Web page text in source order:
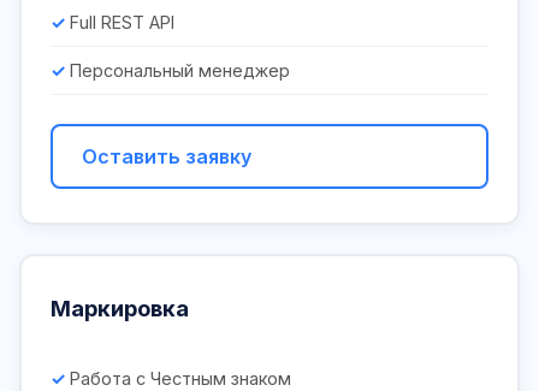
Full REST API
Персональный менеджер
Оставить заявку
Маркировка
Работа с Честным знаком